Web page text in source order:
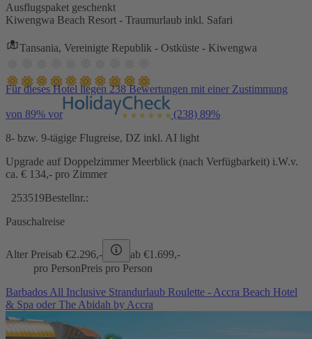
Ausflugspaket geschenkt
Kiwengwa Beach Resort - Traumurlaub inkl. Safari
Tansania, Vereinigte Republik - Ostküste - Kiwengwa
Für dieses Hotel liegen 238 Bewertungen mit einer Zustimmung
von 89% vor (238) 89%
8- bzw. 9-tägige Flugreise, DZ inkl. AI light
Upgrade auf Doppelzimmer Meerblick (nach Verfügbarkeit) i.W.v.
ca. € 134,- pro Zimmer
253519Bestellnr.:
Pauschalreise
Alter Preisab €2.296,- ab €1.699,-
pro PersonPreis pro Person
Barbados All Inclusive Strandurlaub Roulette - Accra Beach Hotel
& Spa oder The Abidah by Accra